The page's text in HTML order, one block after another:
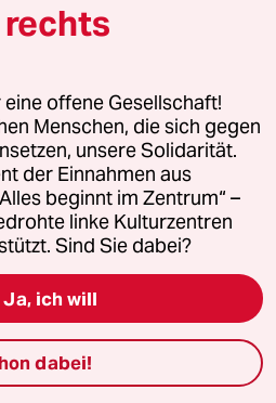
gesunken
Islamkonferenz. Die Zeit der
heute sind die Mühen der
Nachricht.
offene Gesellschaft!
Menschen, die sich gegen
unsere Solidarität.
der Einnahmen aus
beginnt im Zentrum“ –
linke Kulturzentren
Sind Sie dabei?
Ja, ich will
dabei!